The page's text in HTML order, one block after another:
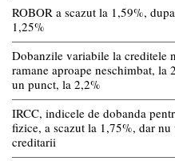
ROBOR a scazut la 1,59%,
1,25%
Dobanzile variabile la creditele
ramane aproape neschimbat, la
un punct, la 2,2%
IRCC, indicele de dobanda
fizice, a scazut la 1,75%, dar
creditarii